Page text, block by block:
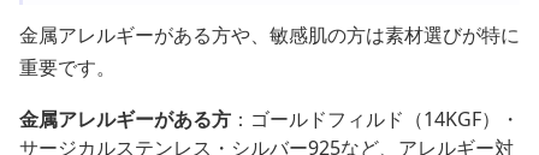
金属アレルギーがある方や、敏感肌の方は素材選びが特に
重要です。
金属アレルギーがある方 ：ゴールドフィルド（14KGF）・
サージカルステンレス・シルバー925など、アレルギー対